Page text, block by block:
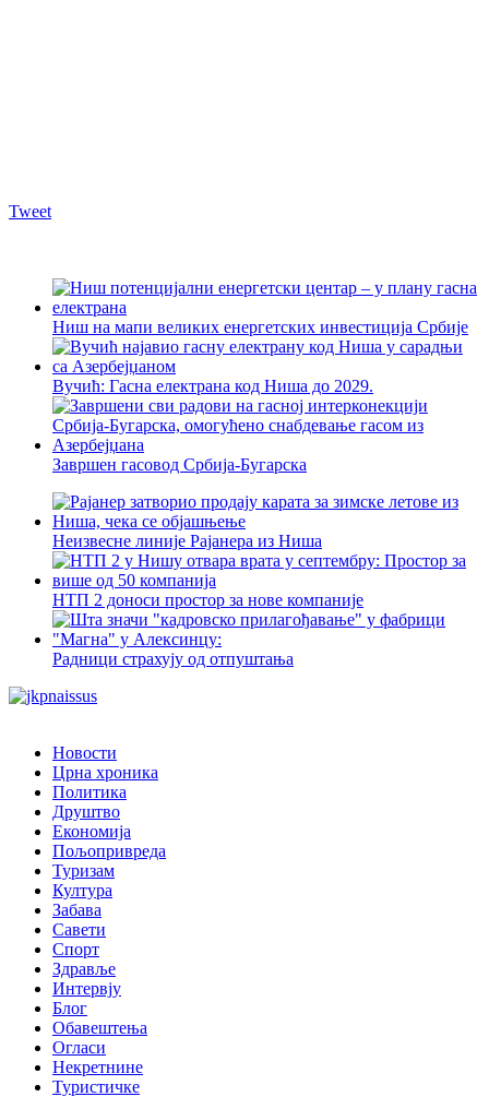
Tweet
Ниш на мапи великих енергетских инвестиција Србије
Вучић: Гасна електрана код Ниша до 2029.
Завршен гасовод Србија-Бугарска
Неизвесне линије Рајанера из Ниша
НТП 2 доноси простор за нове компаније
Радници страхују од отпуштања
Новости
Црна хроника
Политика
Друштво
Економија
Пољопривреда
Туризам
Култура
Забава
Савети
Спорт
Здравље
Интервју
Блог
Обавештења
Огласи
Некретнине
Туристичке